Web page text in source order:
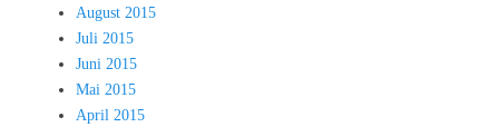
August 2015
Juli 2015
Juni 2015
Mai 2015
April 2015